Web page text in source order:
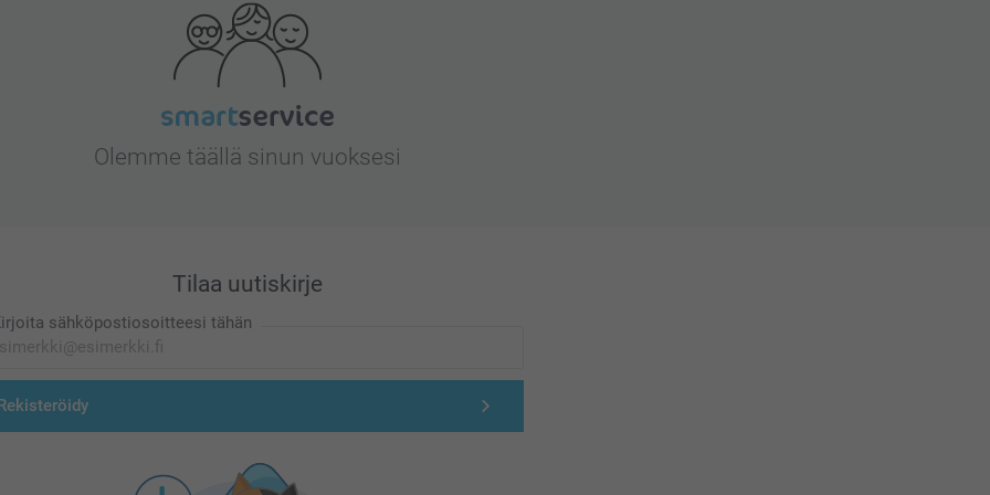
Olemme täällä sinun vuoksesi
Tilaa uutiskirje
sähköpostiosoitteesi tähän